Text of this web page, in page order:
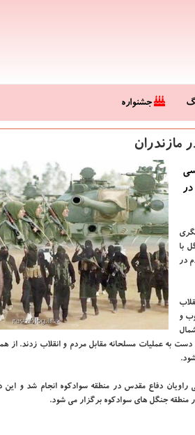
جشنواره
مازندران
با
در
و
به عملیات مسلحانه مقابل مردم و انقلاب زدند. از
دفاع مقدس در منطقه سوادكوه انجام شد و این
منطقه جنگل های سوادكوه برگزار می شود.